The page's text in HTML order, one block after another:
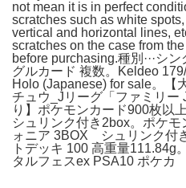
not mean it is in perfect
scratches such as white
vertical and horizontal lines,
scratches on the case from
before purchasing.種別···シ
グルカード 複数。Keldeo
Holo (Japanese) for sale。【
チュウ_Jリーグ「ファミリー
り】ポケモンカード900枚
シュリンク付き2box。ポケ
ォニア 3BOX シュリンク付
トデッキ 100 高重量111.84g
タルフェスex PSA10 ポケカ